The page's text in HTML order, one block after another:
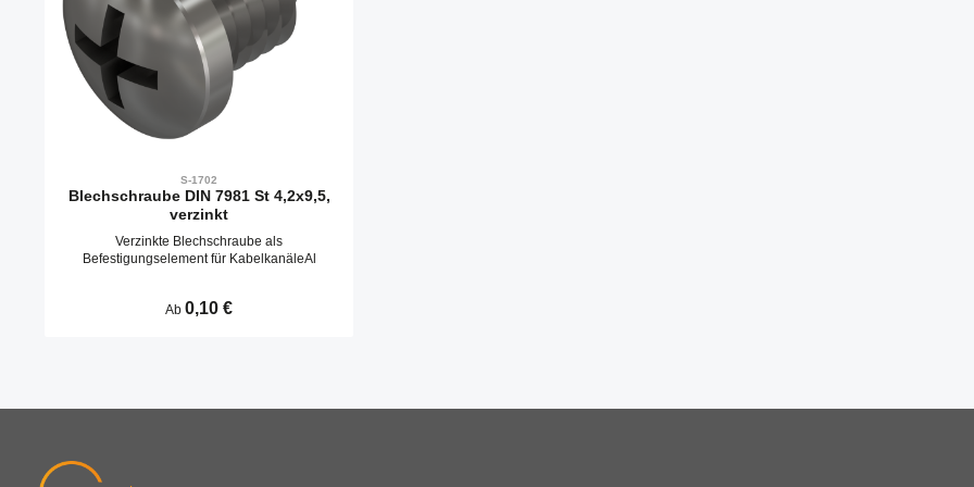
S-1702
Blechschraube DIN 7981 St 4,2x9,5,
verzinkt
Verzinkte Blechschraube als
Befestigungselement für KabelkanäleAl
Regulärer Preis:
Ab 0,10 €